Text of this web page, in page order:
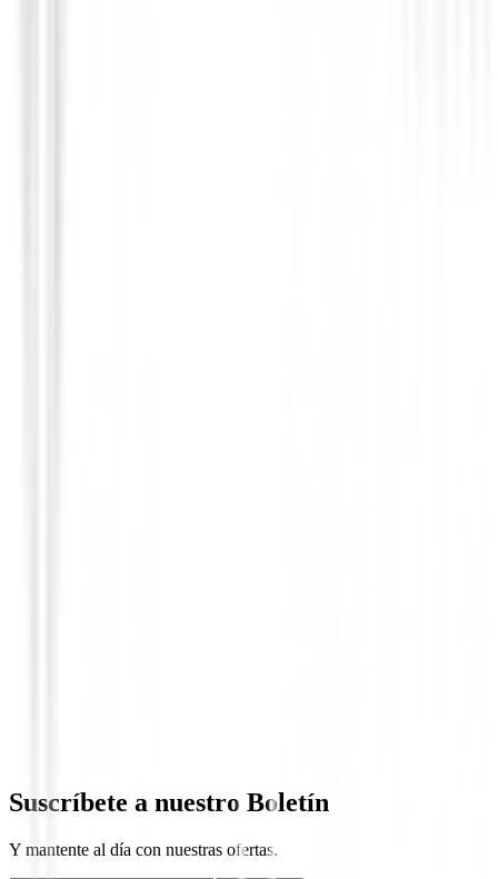
Suscríbete a nuestro Boletín
Y mantente al día con nuestras ofertas.